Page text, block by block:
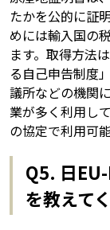
たかを公的に証
めには輸入国の
ます。取得方法
る自己申告制度
議所などの機関
業が多く利用し
の協定で利用可
Q5. 日
を教えて